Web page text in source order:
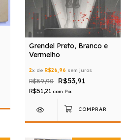
Grendel Preto, Branco e
Vermelho
2x de R$26,96 sem juros
R$59,90 R$53,91
R$51,21 com Pix